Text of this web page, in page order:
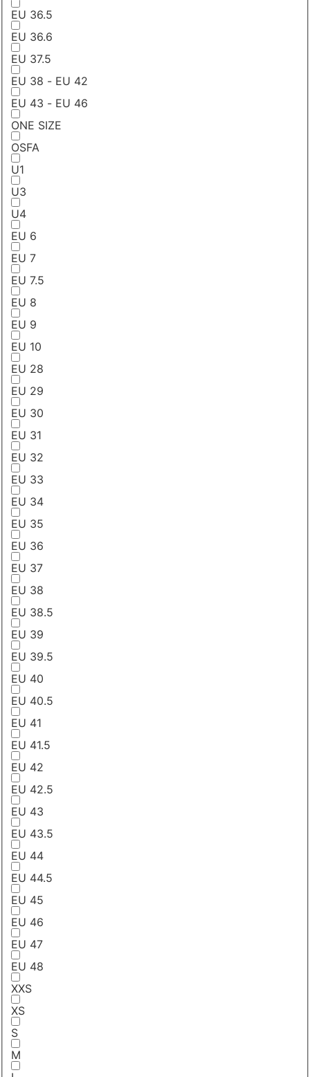
EU 36.5
EU 36.6
EU 37.5
EU 38 - EU 42
EU 43 - EU 46
ONE SIZE
OSFA
U1
U3
U4
EU 6
EU 7
EU 7.5
EU 8
EU 9
EU 10
EU 28
EU 29
EU 30
EU 31
EU 32
EU 33
EU 34
EU 35
EU 36
EU 37
EU 38
EU 38.5
EU 39
EU 39.5
EU 40
EU 40.5
EU 41
EU 41.5
EU 42
EU 42.5
EU 43
EU 43.5
EU 44
EU 44.5
EU 45
EU 46
EU 47
EU 48
XXS
XS
S
M